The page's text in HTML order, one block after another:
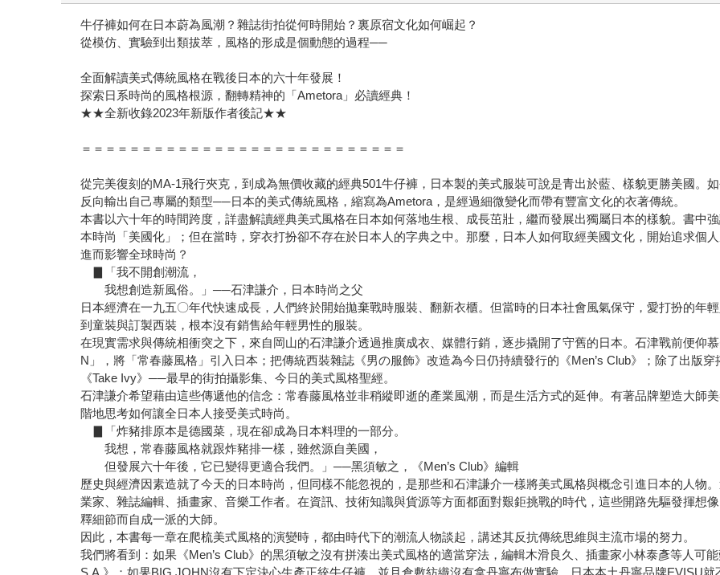
牛仔褲如何在日本蔚為風潮？雜誌街拍從何時開始？裏原宿文化如何崛起？
從模仿、實驗到出類拔萃，風格的形成是個動態的過程──
全面解讀美式傳統風格在戰後日本的六十年發展！
探索日系時尚的風格根源，翻轉精神的「Ametora」必讀經典！
★★全新收錄2023年新版作者後記★★
＝＝＝＝＝＝＝＝＝＝＝＝＝＝＝＝＝＝＝＝＝＝＝＝＝＝＝
從完美復刻的MA-1飛行夾克，到成為無價收藏的經典501牛仔褲，日本製的美式服裝可說是青出於藍、樣貌更勝美國。
反向輸出自己專屬的類型──日本的美式傳統風格，縮寫為Ametora，是經過細微變化而帶有豐富文化的衣著傳統。
本書以六十年的時間跨度，詳盡解讀經典美式風格在日本如何落地生根、成長茁壯，繼而發展出獨屬日本的樣貌。書中
本時尚「美國化」；但在當時，穿衣打扮卻不存在於日本人的字典之中。那麼，日本人如何取經美國文化，開始追求個
進而影響全球時尚？
▊「我不開創潮流，
我想創造新風俗。」──石津謙介，日本時尚之父
日本經濟在一九五〇年代快速成長，人們終於開始拋棄戰時服裝、翻新衣櫃。但當時的日本社會風氣保守，愛打扮的年
到童裝與訂製西裝，根本沒有銷售給年輕男性的服裝。
在現實需求與傳統相衝突之下，來自岡山的石津謙介透過推廣成衣、媒體行銷，逐步撬開了守舊的日本。石津戰前便仰
N」，將「常春藤風格」引入日本；把傳統西裝雜誌《男の服飾》改造為今日仍持續發行的《Men’s Club》；除了出版
《Take Ivy》──最早的街拍攝影集、今日的美式風格聖經。
石津謙介希望藉由這些傳遞他的信念：常春藤風格並非稍縱即逝的產業風潮，而是生活方式的延伸。有著品牌塑造大師
階地思考如何讓全日本人接受美式時尚。
▊「炸豬排原本是德國菜，現在卻成為日本料理的一部分。
我想，常春藤風格就跟炸豬排一樣，雖然源自美國，
但發展六十年後，它已變得更適合我們。」──黑須敏之，《Men’s Club》編輯
歷史與經濟因素造就了今天的日本時尚，但同樣不能忽視的，是那些和石津謙介一樣將美式風格與概念引進日本的人物
業家、雜誌編輯、插畫家、音樂工作者。在資訊、技術知識與貨源等方面都面對艱鉅挑戰的時代，這些開路先驅發揮想
釋細節而自成一派的大師。
因此，本書每一章在爬梳美式風格的演變時，都由時代下的潮流人物談起，講述其反抗傳統思維與主流市場的努力。
我們將看到：如果《Men’s Club》的黑須敏之沒有拼湊出美式風格的適當穿法，編輯木滑良久、插畫家小林泰彥等人可
S.A.》；如果BIG JOHN沒有下定決心生產正統牛仔褲，並且倉敷紡織沒有拿丹寧布做實驗，日本本土丹寧品牌EVISU